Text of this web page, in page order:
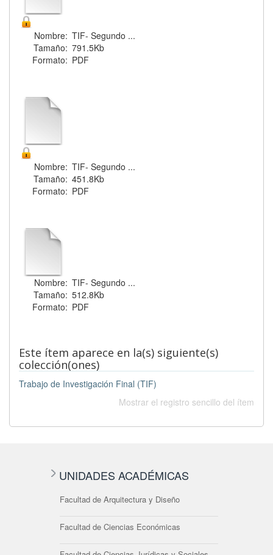
Nombre: TIF- Segundo ...
Tamaño: 791.5Kb
Formato: PDF
Nombre: TIF- Segundo ...
Tamaño: 451.8Kb
Formato: PDF
Nombre: TIF- Segundo ...
Tamaño: 512.8Kb
Formato: PDF
Este ítem aparece en la(s) siguiente(s)
colección(ones)
Trabajo de Investigación Final (TIF)
Mostrar el registro sencillo del ítem
UNIDADES ACADÉMICAS
Facultad de Arquitectura y Diseño
Facultad de Ciencias Económicas